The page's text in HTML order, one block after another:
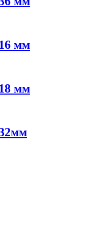
мм
мм